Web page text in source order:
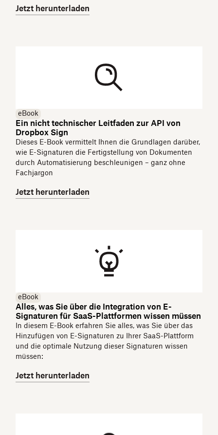
Jetzt herunterladen
eBook
Ein nicht technischer Leitfaden zur API von
Dropbox Sign
Dieses E-Book vermittelt Ihnen die Grundlagen darüber,
wie E-Signaturen die Fertigstellung von Dokumenten
durch Automatisierung beschleunigen – ganz ohne
Fachjargon
Jetzt herunterladen
eBook
Alles, was Sie über die Integration von E-
Signaturen für SaaS-Plattformen wissen müssen
In diesem E-Book erfahren Sie alles, was Sie über das
Hinzufügen von E-Signaturen zu Ihrer SaaS-Plattform
und die optimale Nutzung dieser Signaturen wissen
müssen:
Jetzt herunterladen